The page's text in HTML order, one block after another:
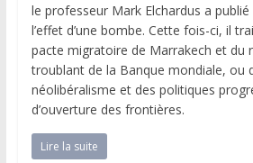
le professeur Mark Elchardus a
l’effet d’une bombe. Cette fois-ci, il
pacte migratoire de Marrakech et du
troublant de la Banque mondiale, ou
néolibéralisme et des politiques
d’ouverture des frontières.
Lire la suite